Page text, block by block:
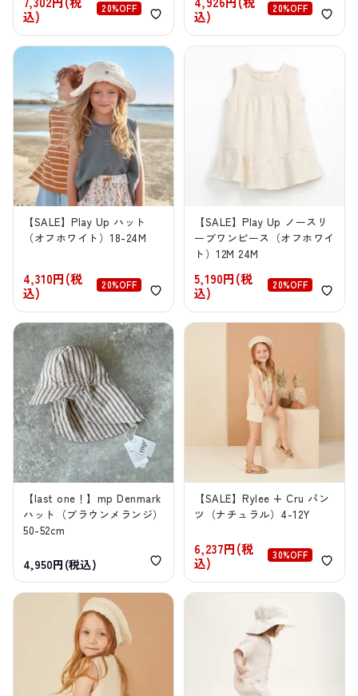
込)
20%OFF
込)
20%OFF
【SALE】Play Up ハット
（オフホワイト）18-24M
4,310円(税
込)
20%OFF
【SALE】Play Up ノースリ
ーブワンピース（オフホワイ
ト）12M 24M
5,190円(税
込)
20%OFF
【last one！】mp Denmark
ハット（ブラウンメランジ）
50-52cm
4,950円(税込)
【SALE】Rylee + Cru パン
ツ（ナチュラル）4-12Y
6,237円(税
込)
30%OFF